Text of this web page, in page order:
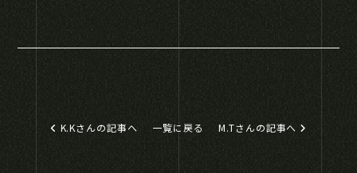
K.Kさんの記事へ 一覧に戻る M.Tさんの記事へ